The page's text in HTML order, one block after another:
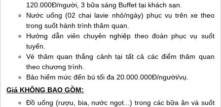
120.000Đ/người, 3 bữa sáng Buffet tại khách sạn.
Nước uống (02 chai lavie nhỏ/ngày) phục vụ trên xe theo
trong suốt hành trình thăm quan.
Hướng dẫn viên chuyên nghiệp theo đoàn phục vụ suốt
tuyến.
Vé thăm quan thắng cảnh tại tất cả các điểm thăm quan
theo chương trình.
Bảo hiểm mức đển bù tối đa 20.000.000Đ/người/vụ.
Giá KHÔNG BAO GỒM:
Đồ uống (rượu, bia, nước ngọt...) trong các bữa ăn và suốt